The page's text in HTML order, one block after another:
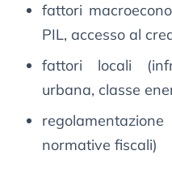
fattori
PIL, accesso al
fattori locali
urbana, classe
normative fiscali)